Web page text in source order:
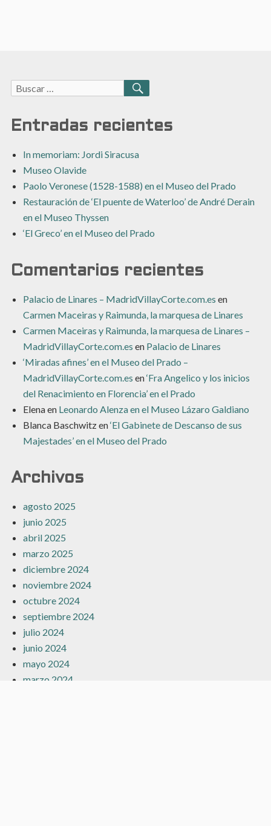
Buscar:
BUSCAR
Entradas recientes
In memoriam: Jordi Siracusa
Museo Olavide
Paolo Veronese (1528-1588) en el Museo del Prado
Restauración de ‘El puente de Waterloo’ de André Derain
en el Museo Thyssen
‘El Greco’ en el Museo del Prado
Comentarios recientes
Palacio de Linares – MadridVillayCorte.com.es en
Carmen Maceiras y Raimunda, la marquesa de Linares
Carmen Maceiras y Raimunda, la marquesa de Linares –
MadridVillayCorte.com.es en Palacio de Linares
‘Miradas afines’ en el Museo del Prado –
MadridVillayCorte.com.es en‘Fra Angelico y los inicios
del Renacimiento en Florencia’ en el Prado
Elenaen Leonardo Alenza en el Museo Lázaro Galdiano
Blanca Baschwitzen‘El Gabinete de Descanso de sus
Majestades’ en el Museo del Prado
Archivos
agosto 2025
junio 2025
abril 2025
marzo 2025
diciembre 2024
noviembre 2024
octubre 2024
septiembre 2024
julio 2024
junio 2024
mayo 2024
marzo 2024